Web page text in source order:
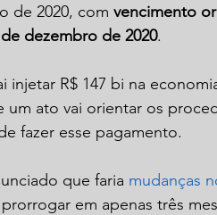
de 2020, com vencimento
dezembro de 2020.
injetar R$ 147 bi na
um ato vai orientar os
fazer esse pagamento.
que faria mudanças
em apenas três